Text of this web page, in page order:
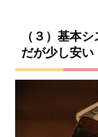
（３）基本
だが少し安い